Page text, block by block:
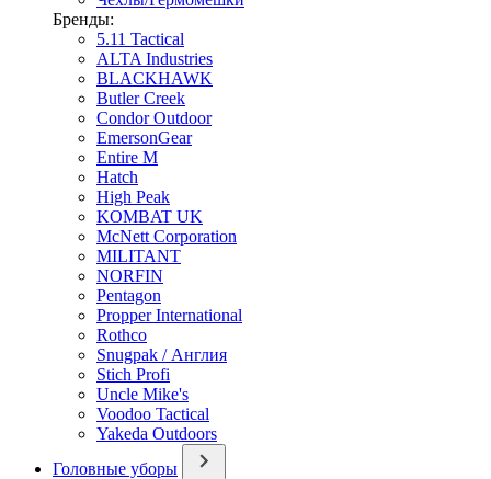
Бренды:
5.11 Tactical
ALTA Industries
BLACKHAWK
Butler Creek
Condor Outdoor
EmersonGear
Entire M
Hatch
High Peak
KOMBAT UK
McNett Corporation
MILITANT
NORFIN
Pentagon
Propper International
Rothco
Snugpak / Англия
Stich Profi
Uncle Mike's
Voodoo Tactical
Yakeda Outdoors
Головные уборы